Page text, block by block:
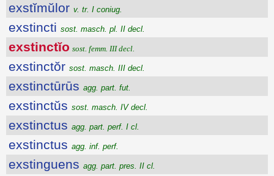
exstĭmŭlor v. tr. I coniug.
exstincti sost. masch. pl. II decl.
exstinctĭo sost. femm. III decl.
exstinctŏr sost. masch. III decl.
exstinctūrūs agg. part. fut.
exstinctŭs sost. masch. IV decl.
exstinctus agg. part. perf. I cl.
exstinctus agg. inf. perf.
exstinguens agg. part. pres. II cl.